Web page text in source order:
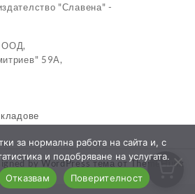
"Славена" -
ООД,
59А,
by WordPress тема от ThemeHunk
за нормална работа на сайта и, с
и подобряване на услугата.
Отказвам Поверителност